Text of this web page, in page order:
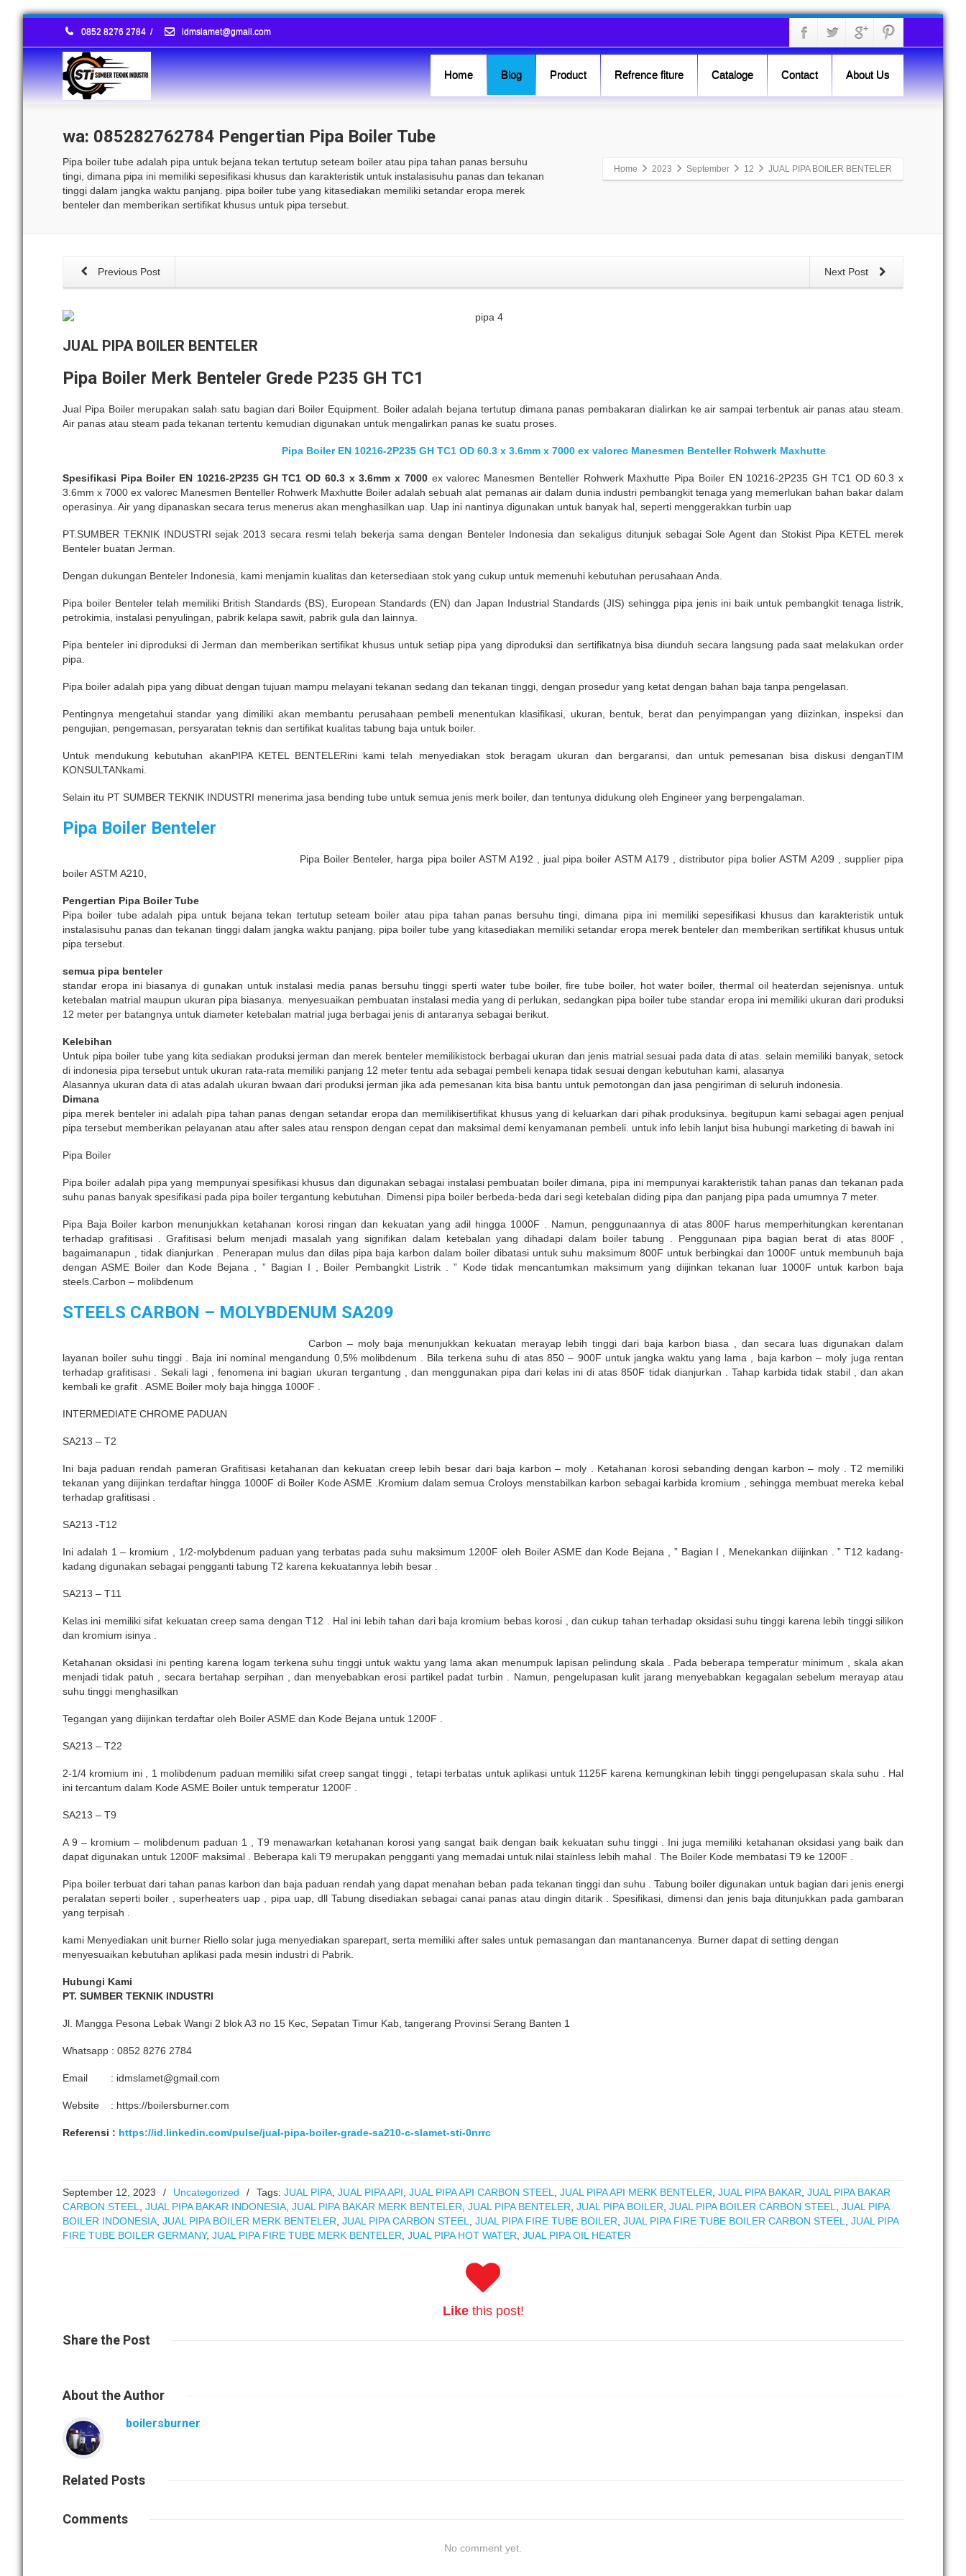
0852 8276 2784 / idmslamet@gmail.com
Home Blog Product Refrence fiture Cataloge Contact About Us
wa: 085282762784 Pengertian Pipa Boiler Tube
Pipa boiler tube adalah pipa untuk bejana tekan tertutup seteam boiler atau pipa tahan panas bersuhu
tingi, dimana pipa ini memiliki sepesifikasi khusus dan karakteristik untuk instalasisuhu panas dan tekanan
tinggi dalam jangka waktu panjang. pipa boiler tube yang kitasediakan memiliki setandar eropa merek
benteler dan memberikan sertifikat khusus untuk pipa tersebut.
Home 2023 September 12 JUAL PIPA BOILER BENTELER
Next Post
Previous Post
JUAL PIPA BOILER BENTELER
Pipa Boiler Merk Benteler Grede P235 GH TC1
Jual Pipa Boiler merupakan salah satu bagian dari Boiler Equipment. Boiler adalah bejana tertutup dimana panas pembakaran dialirkan ke air sampai terbentuk air panas atau steam.
Air panas atau steam pada tekanan tertentu kemudian digunakan untuk mengalirkan panas ke suatu proses.
Pipa Boiler EN 10216-2P235 GH TC1 OD 60.3 x 3.6mm x 7000 ex valorec Manesmen Benteller Rohwerk Maxhutte
Spesifikasi Pipa Boiler EN 10216-2P235 GH TC1 OD 60.3 x 3.6mm x 7000ex valorec Manesmen Benteller Rohwerk Maxhutte Pipa Boiler EN 10216-2P235 GH TC1 OD 60.3 x
3.6mm x 7000 ex valorec Manesmen Benteller Rohwerk Maxhutte Boiler adalah sebuah alat pemanas air dalam dunia industri pembangkit tenaga yang memerlukan bahan bakar dalam
operasinya. Air yang dipanaskan secara terus menerus akan menghasilkan uap. Uap ini nantinya digunakan untuk banyak hal, seperti menggerakkan turbin uap
PT.SUMBER TEKNIK INDUSTRI sejak 2013 secara resmi telah bekerja sama dengan Benteler Indonesia dan sekaligus ditunjuk sebagai Sole Agent dan Stokist Pipa KETEL merek
Benteler buatan Jerman.
Dengan dukungan Benteler Indonesia, kami menjamin kualitas dan ketersediaan stok yang cukup untuk memenuhi kebutuhan perusahaan Anda.
Pipa boiler Benteler telah memiliki British Standards (BS), European Standards (EN) dan Japan Industrial Standards (JIS) sehingga pipa jenis ini baik untuk pembangkit tenaga listrik,
petrokimia, instalasi penyulingan, pabrik kelapa sawit, pabrik gula dan lainnya.
Pipa benteler ini diproduksi di Jerman dan memberikan sertifikat khusus untuk setiap pipa yang diproduksi dan sertifikatnya bisa diunduh secara langsung pada saat melakukan order
pipa.
Pipa boiler adalah pipa yang dibuat dengan tujuan mampu melayani tekanan sedang dan tekanan tinggi, dengan prosedur yang ketat dengan bahan baja tanpa pengelasan.
Pentingnya mengetahui standar yang dimiliki akan membantu perusahaan pembeli menentukan klasifikasi, ukuran, bentuk, berat dan penyimpangan yang diizinkan, inspeksi dan
pengujian, pengemasan, persyaratan teknis dan sertifikat kualitas tabung baja untuk boiler.
Untuk mendukung kebutuhan akanPIPA KETEL BENTELERini kami telah menyediakan stok beragam ukuran dan bergaransi, dan untuk pemesanan bisa diskusi denganTIM
KONSULTANkami.
Selain itu PT SUMBER TEKNIK INDUSTRI menerima jasa bending tube untuk semua jenis merk boiler, dan tentunya didukung oleh Engineer yang berpengalaman.
Pipa Boiler Benteler
Pipa Boiler Benteler, harga pipa boiler ASTM A192 , jual pipa boiler ASTM A179 , distributor pipa bolier ASTM A209 , supplier pipa
boiler ASTM A210,
Pengertian Pipa Boiler Tube
Pipa boiler tube adalah pipa untuk bejana tekan tertutup seteam boiler atau pipa tahan panas bersuhu tingi, dimana pipa ini memiliki sepesifikasi khusus dan karakteristik untuk
instalasisuhu panas dan tekanan tinggi dalam jangka waktu panjang. pipa boiler tube yang kitasediakan memiliki setandar eropa merek benteler dan memberikan sertifikat khusus untuk
pipa tersebut.
semua pipa benteler
standar eropa ini biasanya di gunakan untuk instalasi media panas bersuhu tinggi sperti water tube boiler, fire tube boiler, hot water boiler, thermal oil heaterdan sejenisnya. untuk
ketebalan matrial maupun ukuran pipa biasanya. menyesuaikan pembuatan instalasi media yang di perlukan, sedangkan pipa boiler tube standar eropa ini memiliki ukuran dari produksi
12 meter per batangnya untuk diameter ketebalan matrial juga berbagai jenis di antaranya sebagai berikut.
Kelebihan
Untuk pipa boiler tube yang kita sediakan produksi jerman dan merek benteler memilikistock berbagai ukuran dan jenis matrial sesuai pada data di atas. selain memiliki banyak, setock
di indonesia pipa tersebut untuk ukuran rata-rata memiliki panjang 12 meter tentu ada sebagai pembeli kenapa tidak sesuai dengan kebutuhan kami, alasanya
Alasannya ukuran data di atas adalah ukuran bwaan dari produksi jerman jika ada pemesanan kita bisa bantu untuk pemotongan dan jasa pengiriman di seluruh indonesia.
Dimana
pipa merek benteler ini adalah pipa tahan panas dengan setandar eropa dan memilikisertifikat khusus yang di keluarkan dari pihak produksinya. begitupun kami sebagai agen penjual
pipa tersebut memberikan pelayanan atau after sales atau renspon dengan cepat dan maksimal demi kenyamanan pembeli. untuk info lebih lanjut bisa hubungi marketing di bawah ini
Pipa Boiler
Pipa boiler adalah pipa yang mempunyai spesifikasi khusus dan digunakan sebagai instalasi pembuatan boiler dimana, pipa ini mempunyai karakteristik tahan panas dan tekanan pada
suhu panas banyak spesifikasi pada pipa boiler tergantung kebutuhan. Dimensi pipa boiler berbeda-beda dari segi ketebalan diding pipa dan panjang pipa pada umumnya 7 meter.
Pipa Baja Boiler karbon menunjukkan ketahanan korosi ringan dan kekuatan yang adil hingga 1000F . Namun, penggunaannya di atas 800F harus memperhitungkan kerentanan
terhadap grafitisasi . Grafitisasi belum menjadi masalah yang signifikan dalam ketebalan yang dihadapi dalam boiler tabung . Penggunaan pipa bagian berat di atas 800F ,
bagaimanapun , tidak dianjurkan . Penerapan mulus dan dilas pipa baja karbon dalam boiler dibatasi untuk suhu maksimum 800F untuk berbingkai dan 1000F untuk membunuh baja
dengan ASME Boiler dan Kode Bejana , ” Bagian I , Boiler Pembangkit Listrik . ” Kode tidak mencantumkan maksimum yang diijinkan tekanan luar 1000F untuk karbon baja
steels.Carbon – molibdenum
STEELS CARBON – MOLYBDENUM SA209
Carbon – moly baja menunjukkan kekuatan merayap lebih tinggi dari baja karbon biasa , dan secara luas digunakan dalam
layanan boiler suhu tinggi . Baja ini nominal mengandung 0,5% molibdenum . Bila terkena suhu di atas 850 – 900F untuk jangka waktu yang lama , baja karbon – moly juga rentan
terhadap grafitisasi . Sekali lagi , fenomena ini bagian ukuran tergantung , dan menggunakan pipa dari kelas ini di atas 850F tidak dianjurkan . Tahap karbida tidak stabil , dan akan
kembali ke grafit . ASME Boiler moly baja hingga 1000F .
INTERMEDIATE CHROME PADUAN
SA213 – T2
Ini baja paduan rendah pameran Grafitisasi ketahanan dan kekuatan creep lebih besar dari baja karbon – moly . Ketahanan korosi sebanding dengan karbon – moly . T2 memiliki
tekanan yang diijinkan terdaftar hingga 1000F di Boiler Kode ASME .Kromium dalam semua Croloys menstabilkan karbon sebagai karbida kromium , sehingga membuat mereka kebal
terhadap grafitisasi .
SA213 -T12
Ini adalah 1 – kromium , 1/2-molybdenum paduan yang terbatas pada suhu maksimum 1200F oleh Boiler ASME dan Kode Bejana , ” Bagian I , Menekankan diijinkan . ” T12 kadang-
kadang digunakan sebagai pengganti tabung T2 karena kekuatannya lebih besar .
SA213 – T11
Kelas ini memiliki sifat kekuatan creep sama dengan T12 . Hal ini lebih tahan dari baja kromium bebas korosi , dan cukup tahan terhadap oksidasi suhu tinggi karena lebih tinggi silikon
dan kromium isinya .
Ketahanan oksidasi ini penting karena logam terkena suhu tinggi untuk waktu yang lama akan menumpuk lapisan pelindung skala . Pada beberapa temperatur minimum , skala akan
menjadi tidak patuh , secara bertahap serpihan , dan menyebabkan erosi partikel padat turbin . Namun, pengelupasan kulit jarang menyebabkan kegagalan sebelum merayap atau
suhu tinggi menghasilkan
Tegangan yang diijinkan terdaftar oleh Boiler ASME dan Kode Bejana untuk 1200F .
SA213 – T22
2-1/4 kromium ini , 1 molibdenum paduan memiliki sifat creep sangat tinggi , tetapi terbatas untuk aplikasi untuk 1125F karena kemungkinan lebih tinggi pengelupasan skala suhu . Hal
ini tercantum dalam Kode ASME Boiler untuk temperatur 1200F .
SA213 – T9
A 9 – kromium – molibdenum paduan 1 , T9 menawarkan ketahanan korosi yang sangat baik dengan baik kekuatan suhu tinggi . Ini juga memiliki ketahanan oksidasi yang baik dan
dapat digunakan untuk 1200F maksimal . Beberapa kali T9 merupakan pengganti yang memadai untuk nilai stainless lebih mahal . The Boiler Kode membatasi T9 ke 1200F .
Pipa boiler terbuat dari tahan panas karbon dan baja paduan rendah yang dapat menahan beban pada tekanan tinggi dan suhu . Tabung boiler digunakan untuk bagian dari jenis energi
peralatan seperti boiler , superheaters uap , pipa uap, dll Tabung disediakan sebagai canai panas atau dingin ditarik . Spesifikasi, dimensi dan jenis baja ditunjukkan pada gambaran
yang terpisah .
kami Menyediakan unit burner Riello solar juga menyediakan sparepart, serta memiliki after sales untuk pemasangan dan mantanancenya. Burner dapat di setting dengan
menyesuaikan kebutuhan aplikasi pada mesin industri di Pabrik.
Hubungi Kami
PT. SUMBER TEKNIK INDUSTRI
Jl. Mangga Pesona Lebak Wangi 2 blok A3 no 15 Kec, Sepatan Timur Kab, tangerang Provinsi Serang Banten 1
Whatsapp : 0852 8276 2784
Email : idmslamet@gmail.com
Website : https://boilersburner.com
Referensi : https://id.linkedin.com/pulse/jual-pipa-boiler-grade-sa210-c-slamet-sti-0nrrc
September 12, 2023 / Uncategorized / Tags: JUAL PIPA JUAL PIPA API JUAL PIPA API CARBON STEEL JUAL PIPA API MERK BENTELER JUAL PIPA BAKAR JUAL PIPA BAKAR
CARBON STEEL
JUAL PIPA BAKAR INDONESIA JUAL PIPA BAKAR MERK BENTELER JUAL PIPA BENTELER JUAL PIPA BOILER JUAL PIPA BOILER CARBON STEEL
JUAL PIPA
BOILER INDONESIA JUAL PIPA BOILER MERK BENTELER JUAL PIPA CARBON STEEL JUAL PIPA FIRE TUBE BOILER JUAL PIPA FIRE TUBE BOILER CARBON STEEL
JUAL PIPA
FIRE TUBE BOILER GERMANY, JUAL PIPA FIRE TUBE MERK BENTELER JUAL PIPA HOT WATER JUAL PIPA OIL HEATER
Likethis post!
Sharethe Post
About the Author
boilersburner
Related Posts
Comments
No comment yet.